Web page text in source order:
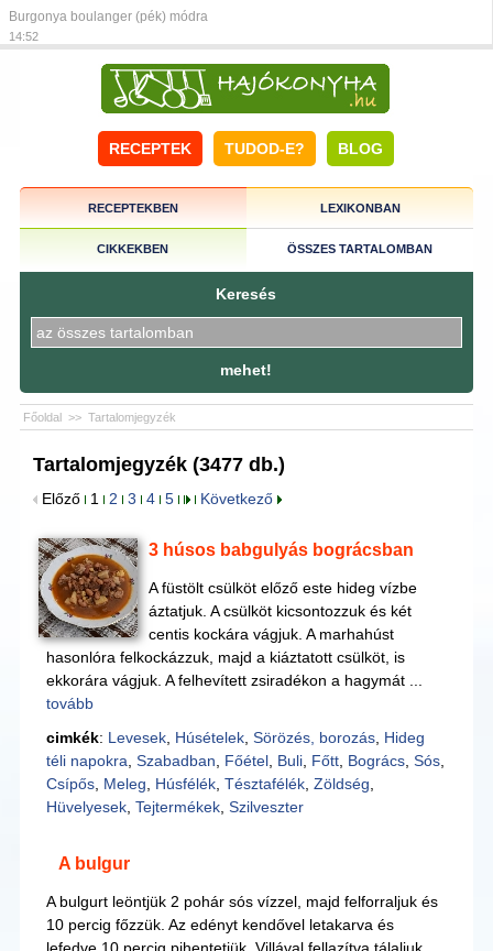
Burgonya boulanger (pék) módra
14:52
RECEPTEK TUDOD-E? BLOG
RECEPTEKBEN LEXIKONBAN
CIKKEKBEN ÖSSZES TARTALOMBAN
Keresés
mehet!
Főoldal >> Tartalomjegyzék
Tartalomjegyzék (3477 db.)
Előző 1 2 3 4 5 Következő
3 húsos babgulyás bográcsban
A füstölt csülköt előző este hideg vízbe
áztatjuk. A csülköt kicsontozzuk és két
centis kockára vágjuk. A marhahúst
hasonlóra felkockázzuk, majd a kiáztatott csülköt, is
ekkorára vágjuk. A felhevített zsiradékon a hagymát ...
tovább
cimkék: Levesek, Húsételek, Sörözés, borozás, Hideg
téli napokra Szabadban Főétel, Buli, Főtt, Bogrács, Sós,
Csípős, Meleg Húsfélék, Tésztafélék, Zöldség
Hüvelyesek, Tejtermékek, Szilveszter
A bulgur
A bulgurt leöntjük 2 pohár sós vízzel, majd felforraljuk és
10 percig főzzük. Az edényt kendővel letakarva és